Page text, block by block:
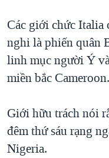
THỂ THAO
GIÁO DỤC
CHI PHÍ CHIẾN
CÁC GIÁ TRỊ CỘNG
THƯỢNG ĐỈNH
NGƯ DÂN VIỆT VÀ
BÊN KIA QUỐC LỘ:
Các giới chức Italia
nghi là phiến quân
linh mục người Ý
miền bắc Cameroon.
Giới hữu trách nói
đêm thứ sáu rạng
Nigeria.